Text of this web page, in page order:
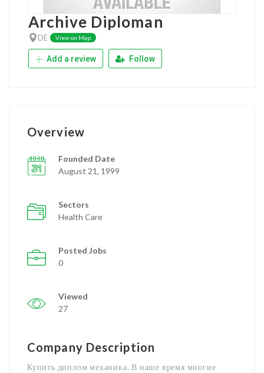
Archive Diploman
DE View on Map
Add a review Follow
Overview
Founded Date
August 21, 1999
Sectors
Health Care
Posted Jobs
0
Viewed
27
Company Description
Купить диплом механика. В наше время многие